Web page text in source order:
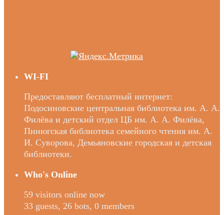
WI-FI
Предоставляют бесплатный интернет:
Подосиновские центральная библиотека им. А. А.
Филёва и детский отдел ЦБ им. А. А. Филёва,
Пинюгская библиотека семейного чтения им. А.
И. Суворова, Демьяновские городская и детская
библиотеки.
Who's Online
59 visitors online now
33 guests, 26 bots, 0 members